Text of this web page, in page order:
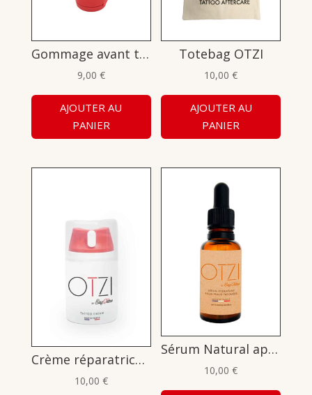
Gommage avant tattoo 50mL
9,00 €
AJOUTER AU
PANIER
Totebag OTZI
10,00€
AJOUTER AU
PANIER
Crème réparatrice et hydratante après tatouage 50ml
10,00 €
Sérum Natural après tatouage 30ml
10,00€